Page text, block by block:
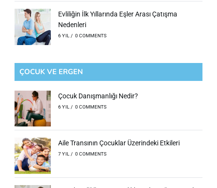
Evliliğin İlk Yıllarında Eşler Arası Çatışma
Nedenleri
6 YIL / 0 COMMENTS
ÇOCUK VE ERGEN
Çocuk Danışmanlığı Nedir?
6 YIL / 0 COMMENTS
Aile Transının Çocuklar Üzerindeki Etkileri
7 YIL / 0 COMMENTS